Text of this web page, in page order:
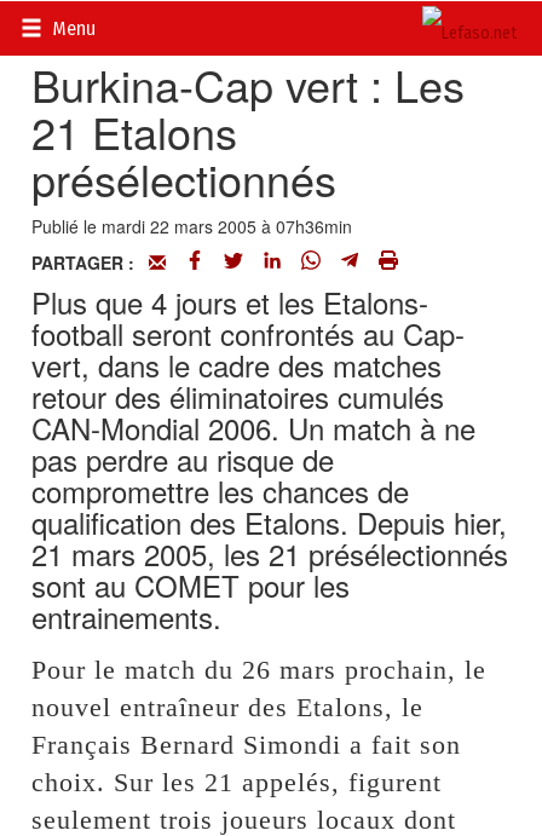
Menu
Accueil>
Burkina-Cap vert : Les
21 Etalons
présélectionnés
Publié le mardi 22 mars 2005 à 07h36min
PARTAGER :
Plus que 4 jours et les Etalons-
football seront confrontés au Cap-
vert, dans le cadre des matches
retour des éliminatoires cumulés
CAN-Mondial 2006. Un match à ne
pas perdre au risque de
compromettre les chances de
qualification des Etalons. Depuis hier,
21 mars 2005, les 21 présélectionnés
sont au COMET pour les
entrainements.
Pour le match du 26 mars prochain, le
nouvel entraîneur des Etalons, le
Français Bernard Simondi a fait son
choix. Sur les 21 appelés, figurent
seulement trois joueurs locaux dont